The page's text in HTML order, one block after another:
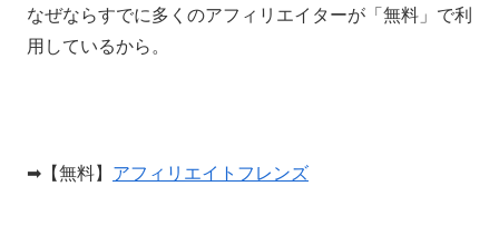
なぜならすでに多くのアフィリエイターが「無料」で利
用しているから。
➡【無料】 アフィリエイトフレンズ